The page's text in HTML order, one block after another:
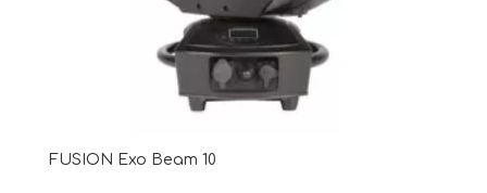
FUSION Exo Beam 10